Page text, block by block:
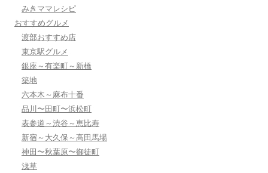
みきママレシピ
おすすめグルメ
渡部おすすめ店
東京駅グルメ
銀座～有楽町～新橋
築地
六本木～麻布十番
品川〜田町〜浜松町
表参道～渋谷～恵比寿
新宿～大久保～高田馬場
神田〜秋葉原〜御徒町
浅草